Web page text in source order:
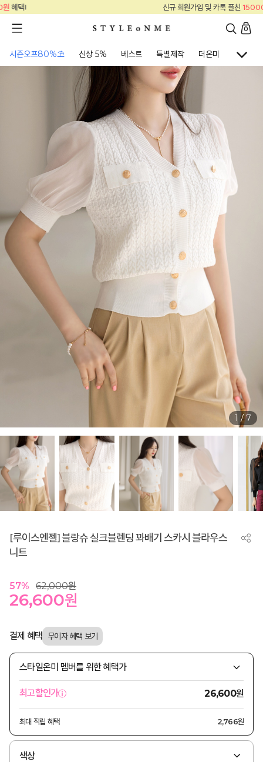
혜택!
0
시즌오프80%⛱ 신상 5% 베스트 특별제작 더온미 골프웨어
1 /7
[루이스엔젤] 블랑슈 실크블렌딩 꽈배기 스카시 블라우스
니트
57% 62,000원
26,600원
결제 혜택
스타일온미 멤버를 위한 혜택가
최고할인가 26,600원
최대 적립 혜택 2,766원
색상